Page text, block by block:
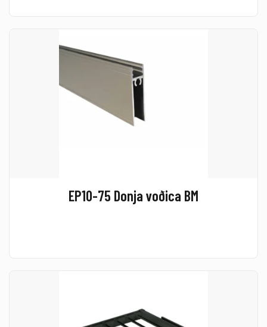
EP10-75 Donja voðica BM